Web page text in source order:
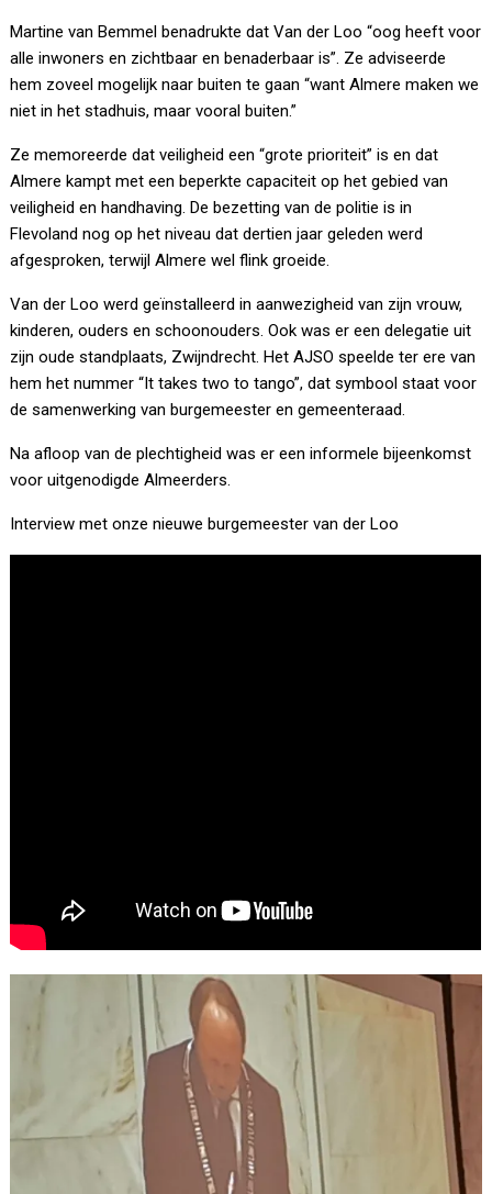
Martine van Bemmel benadrukte dat Van der Loo “oog heeft voor
alle inwoners en zichtbaar en benaderbaar is”. Ze adviseerde
hem zoveel mogelijk naar buiten te gaan “want Almere maken we
niet in het stadhuis, maar vooral buiten.”
Ze memoreerde dat veiligheid een “grote prioriteit” is en dat
Almere kampt met een beperkte capaciteit op het gebied van
veiligheid en handhaving. De bezetting van de politie is in
Flevoland nog op het niveau dat dertien jaar geleden werd
afgesproken, terwijl Almere wel flink groeide.
Van der Loo werd geïnstalleerd in aanwezigheid van zijn vrouw,
kinderen, ouders en schoonouders. Ook was er een delegatie uit
zijn oude standplaats, Zwijndrecht. Het AJSO speelde ter ere van
hem het nummer “It takes two to tango”, dat symbool staat voor
de samenwerking van burgemeester en gemeenteraad.
Na afloop van de plechtigheid was er een informele bijeenkomst
voor uitgenodigde Almeerders.
Interview met onze nieuwe burgemeester van der Loo